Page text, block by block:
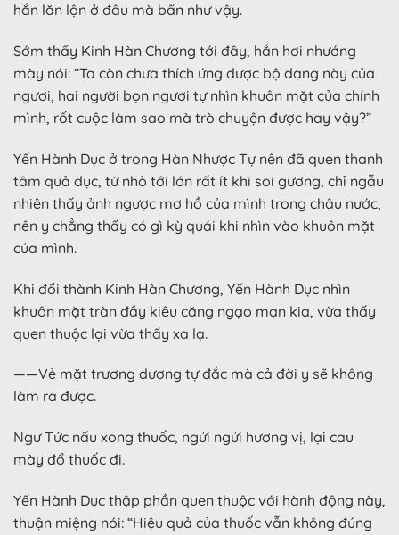
hắn lăn lộn ở đâu mà bẩn như vậy.
Sớm thấy Kinh Hàn Chương tới đây, hắn hơi nhướng
mày nói: “Ta còn chưa thích ứng được bộ dạng này của
ngươi, hai người bọn ngươi tự nhìn khuôn mặt của chính
mình, rốt cuộc làm sao mà trò chuyện được hay vậy?”
Yến Hành Dục ở trong Hàn Nhược Tự nên đã quen thanh
tâm quả dục, từ nhỏ tới lớn rất ít khi soi gương, chỉ ngẫu
nhiên thấy ảnh ngược mơ hồ của mình trong chậu nước,
nên y chẳng thấy có gì kỳ quái khi nhìn vào khuôn mặt
của mình.
Khi đổi thành Kinh Hàn Chương, Yến Hành Dục nhìn
khuôn mặt tràn đầy kiêu căng ngạo mạn kia, vừa thấy
quen thuộc lại vừa thấy xa lạ.
——Vẻ mặt trương dương tự đắc mà cả đời y sẽ không
làm ra được.
Ngư Tức nấu xong thuốc, ngửi ngửi hương vị, lại cau
mày đổ thuốc đi.
Yến Hành Dục thập phần quen thuộc với hành động này,
thuận miệng nói: “Hiệu quả của thuốc vẫn không đúng